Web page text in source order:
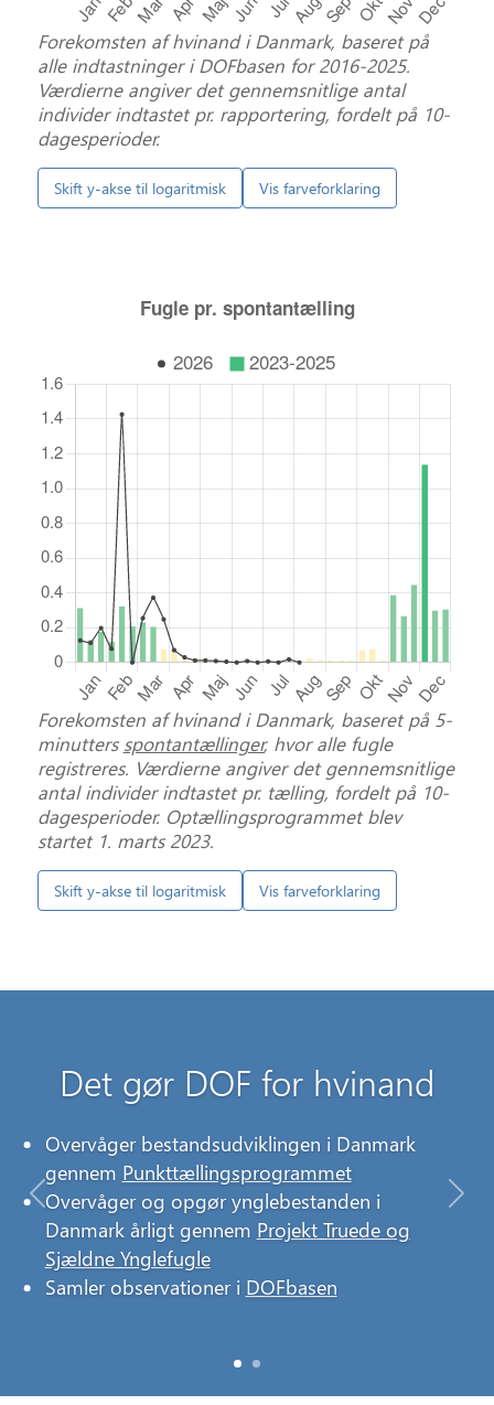
Forekomsten af hvinand i Danmark, baseret på
alle indtastninger i DOFbasen for 2016-2025.
Værdierne angiver det gennemsnitlige antal
individer indtastet pr. rapportering, fordelt på 10-
dagesperioder.
Skift y-akse til logaritmisk Vis farveforklaring
Forekomsten af hvinand i Danmark, baseret på 5-
minutters spontantællinger, hvor alle fugle
registreres. Værdierne angiver det gennemsnitlige
antal individer indtastet pr. tælling, fordelt på 10-
dagesperioder. Optællingsprogrammet blev
startet 1. marts 2023.
Skift y-akse til logaritmisk Vis farveforklaring
Det kan du gøre for
hvinand
Vær med til at overvåge
bestandsudviklingen af denne og andre
almindelige arter i Danmark ved at udføre
en årlig
Rapporter ynglepar iDOFbasen
Det gør DOF for hvinand
Overvåger bestandsudviklingen i Danmark
gennem Punkttællingsprogrammet
Overvåger og opgør ynglebestanden i
Danmark årligt gennem Projekt Truede og
Sjældne Ynglefugle
Samler observationer i DOFbasen
Previous Next